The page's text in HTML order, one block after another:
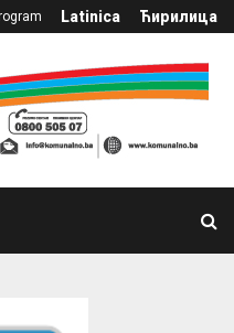
Latinica Ћирилица